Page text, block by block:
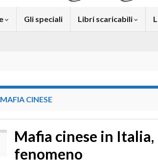
Gli speciali Libri scaricabili
MAFIA CINESE
Mafia cinese in
fenomeno